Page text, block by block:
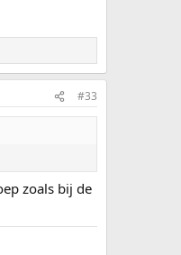
#33
zoals bij de